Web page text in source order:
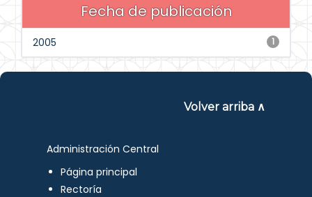
Fecha de publicación
1
2005
Volver arriba ∧
Administración Central
Página principal
Rectoría